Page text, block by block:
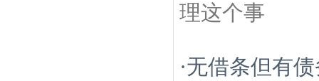
理这个事
·无借条但有